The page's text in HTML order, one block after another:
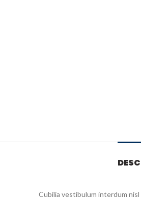
Cubilia vestibulum interdum